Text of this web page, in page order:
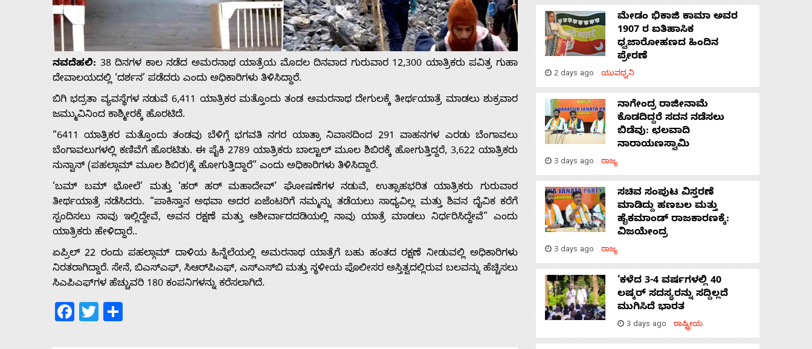
About
Advertise
Contact
ನವದೆಹಲಿ: 38 ದಿನಗಳ ಕಾಲ ನಡೆದ ಅಮರನಾಥ ಯಾತ್ರೆಯ ಮೊದಲ ದಿನವಾದ ಗುರುವಾರ 12,300 ಯಾತ್ರಿಕರು ಪವಿತ್ರ ಗುಹಾ
ದೇವಾಲಯದಲ್ಲಿ ‘ದರ್ಶನ’ ಪಡೆದರು ಎಂದು ಅಧಿಕಾರಿಗಳು ತಿಳಿಸಿದ್ದಾರೆ.
ಬಿಗಿ ಭದ್ರತಾ ವ್ಯವಸ್ಥೆಗಳ ನಡುವೆ 6,411 ಯಾತ್ರಿಕರ ಮತ್ತೊಂದು ತಂಡ ಅಮರನಾಥ ದೇಗುಲಕ್ಕೆ ತೀರ್ಥಯಾತ್ರೆ ಮಾಡಲು ಶುಕ್ರವಾರ
ಜಮ್ಮುವಿನಿಂದ ಕಾಶ್ಮೀರಕ್ಕೆ ಹೊರಟಿದೆ.
“6411 ಯಾತ್ರಿಕರ ಮತ್ತೊಂದು ತಂಡವು ಬೆಳಿಗ್ಗೆ ಭಗವತಿ ನಗರ ಯಾತ್ರಾ ನಿವಾಸದಿಂದ 291 ವಾಹನಗಳ ಎರಡು ಬೆಂಗಾವಲು
ಬೆಂಗಾವಲುಗಳಲ್ಲಿ ಕಣಿವೆಗೆ ಹೊರಟಿತು. ಈ ಪೈಕಿ 2789 ಯಾತ್ರಿಕರು ಬಾಲ್ಟಾಲ್ ಮೂಲ ಶಿಬಿರಕ್ಕೆ ಹೋಗುತ್ತಿದ್ದರೆ, 3,622 ಯಾತ್ರಿಕರು
ನುನ್ವಾನ್ (ಪಹಲ್ಗಾಮ್ ಮೂಲ ಶಿಬಿರ)ಕ್ಕೆ ಹೋಗುತ್ತಿದ್ದಾರೆ” ಎಂದು ಅಧಿಕಾರಿಗಳು ತಿಳಿಸಿದ್ದಾರೆ.
‘ಬಮ್ ಬಮ್ ಭೋಲೆ’ ಮತ್ತು ‘ಹರ್ ಹರ್ ಮಹಾದೇವ್’ ಘೋಷಣೆಗಳ ನಡುವೆ, ಉತ್ಸಾಹಭರಿತ ಯಾತ್ರಿಕರು ಗುರುವಾರ
ತೀರ್ಥಯಾತ್ರೆ ನಡೆಸಿದರು. “ಪಾಕಿಸ್ತಾನ ಅಥವಾ ಅದರ ಏಜೆಂಟರಿಗೆ ನಮ್ಮನ್ನು ತಡೆಯಲು ಸಾಧ್ಯವಿಲ್ಲ ಮತ್ತು ಶಿವನ ದೈವಿಕ ಕರೆಗೆ
ಸ್ಪಂದಿಸಲು ನಾವು ಇಲ್ಲಿದ್ದೇವೆ, ಅವನ ರಕ್ಷಣೆ ಮತ್ತು ಆಶೀರ್ವಾದದಡಿಯಲ್ಲಿ ನಾವು ಯಾತ್ರೆ ಮಾಡಲು ನಿರ್ಧರಿಸಿದ್ದೇವೆ” ಎಂದು
ಯಾತ್ರಿಕರು ಹೇಳಿದ್ದಾರೆ..
ಏಪ್ರಿಲ್ 22 ರಂದು ಪಹಲ್ಗಾಮ್‌ ದಾಳಿಯ ಹಿನ್ನೆಲೆಯಲ್ಲಿ ಅಮರನಾಥ ಯಾತ್ರೆಗೆ ಬಹು ಹಂತದ ರಕ್ಷಣೆ ನೀಡುವಲ್ಲಿ ಅಧಿಕಾರಿಗಳು
ನಿರತರಾಗಿದ್ದಾರೆ. ಸೇನೆ, ಬಿಎಸ್‌ಎಫ್, ಸಿಆರ್‌ಪಿಎಫ್, ಎಸ್‌ಎಸ್‌ಬಿ ಮತ್ತು ಸ್ಥಳೀಯ ಪೊಲೀಸರ ಅಸ್ತಿತ್ವದಲ್ಲಿರುವ ಬಲವನ್ನು ಹೆಚ್ಚಿಸಲು
ಸಿಎಪಿಎಫ್‌ಗಳ ಹೆಚ್ಚುವರಿ 180 ಕಂಪನಿಗಳನ್ನು ಕರೆಸಲಾಗಿದೆ.
Facebook
Twitter
ಮೇಡಂ ಭಿಕಾಜಿ ಕಾಮಾ ಅವರ
1907 ರ ಐತಿಹಾಸಿಕ
ಧ್ವಜಾರೋಹಣದ ಹಿಂದಿನ
ಪ್ರೇರಣೆ
2 days ago ಯುವಧ್ವನಿ
ನಾಗೇಂದ್ರ ರಾಜೀನಾಮೆ
ಕೊಡದಿದ್ದರೆ ಸದನ ನಡೆಸಲು
ಬಿಡೆವು: ಛಲವಾದಿ
ನಾರಾಯಣಸ್ವಾಮಿ
3 days ago ರಾಜ್ಯ
ಸಚಿವ ಸಂಪುಟ ವಿಸ್ತರಣೆ
ಮಾಡಿದ್ದು ಹಣಬಲ ಮತ್ತು
ಹೈಕಮಾಂಡ್ ರಾಜಕಾರಣಕ್ಕೆ:
ವಿಜಯೇಂದ್ರ
3 days ago ರಾಜ್ಯ
‘ಕಳೆದ 3-4 ವರ್ಷಗಳಲ್ಲಿ 40
ಲಷ್ಕರ್ ಸದಸ್ಯರನ್ನು ಸದ್ದಿಲ್ಲದೆ
ಮುಗಿಸಿದೆ ಭಾರತ
3 days ago ರಾಷ್ಟ್ರೀಯ